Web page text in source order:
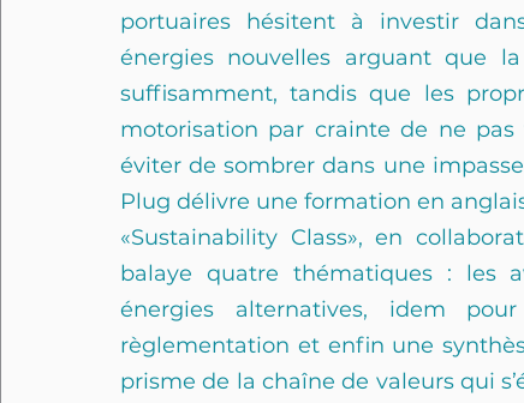
portuaires hésitent à investir
énergies nouvelles arguant que
suffisamment, tandis que les
motorisation par crainte de ne
éviter de sombrer dans une
Plug délivre une formation en
«Sustainability Class», en
balaye quatre thématiques : les
énergies alternatives, idem
règlementation et enfin une
prisme de la chaîne de valeurs qui